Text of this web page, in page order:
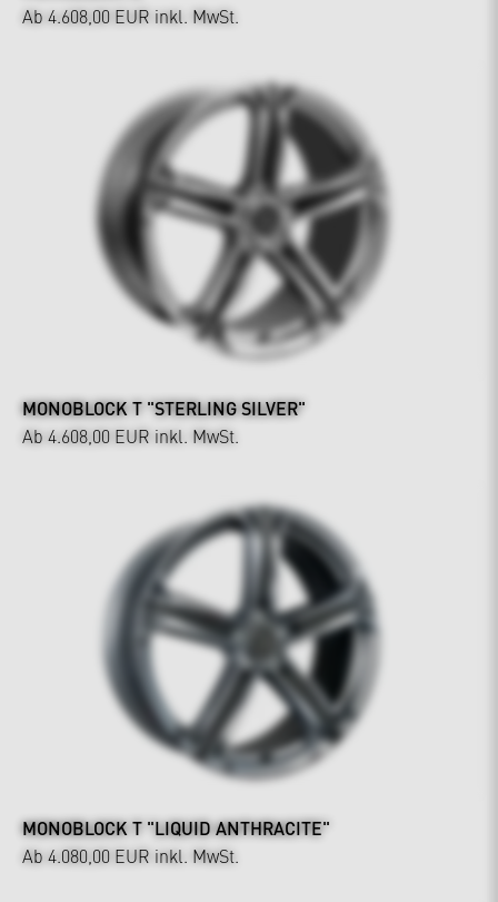
Ab 4.608,00 EUR inkl. MwSt.
MONOBLOCK T "STERLING SILVER"
Ab 4.608,00 EUR inkl. MwSt.
MONOBLOCK T "LIQUID ANTHRACITE"
Ab 4.080,00 EUR inkl. MwSt.